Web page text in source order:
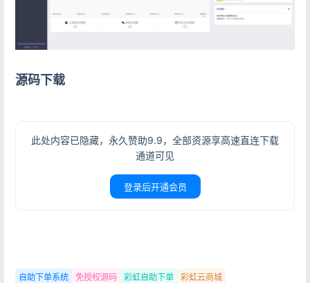
源码下载
此处内容已隐藏，永久赞助9.9，全部资源享高速直连下载
通道可见
登录后开通会员
自助下单系统 免授权源码 彩虹自助下单 彩虹云商城